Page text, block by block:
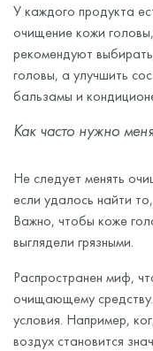
У каждого продукта
очищение кожи
рекомендуют
головы, а улучшить
бальзамы и
Как часто нужно
Не следует менять
если удалось найти
Важно, чтобы коже
выглядели грязными.
Распространен миф,
очищающему
условия. Например,
воздух становится